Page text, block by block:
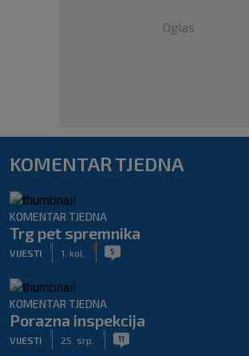
Oglas
KOMENTAR TJEDNA
KOMENTAR TJEDNA
Trg pet spremnika
VIJESTI 1. kol. 5
KOMENTAR TJEDNA
Porazna inspekcija
VIJESTI 25. srp. 11